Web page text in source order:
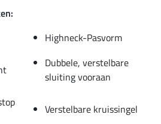
Highneck-Pasvorm
Dubbele, verstelbare
sluiting vooraan
Verstelbare kruissingel